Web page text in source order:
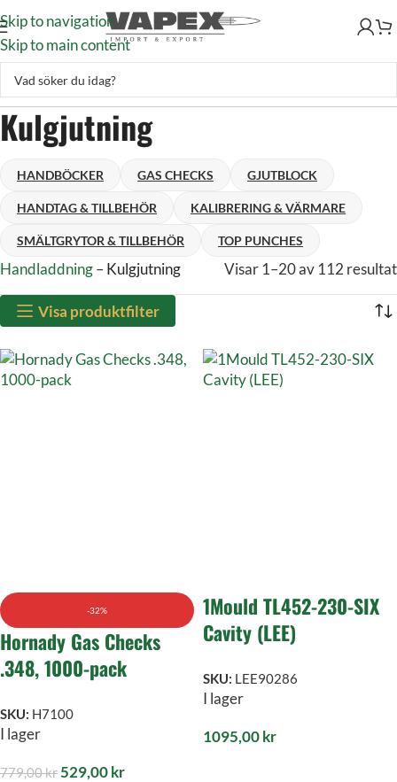
Skip to navigation
Skip to main content
Kulgjutning
HANDBÖCKER GAS CHECKS GJUTBLOCK
HANDTAG & TILLBEHÖR KALIBRERING & VÄRMARE
SMÄLTGRYTOR & TILLBEHÖR TOP PUNCHES
Handladdning–Kulgjutning Visar 1–20 av 112 resultat
Visa produktfilter
-32%
Hornady Gas Checks
.348, 1000-pack
SKU: H7100
I lager
779,00kr529,00kr
1Mould TL452-230-SIX
Cavity (LEE)
SKU: LEE90286
I lager
1095,00kr